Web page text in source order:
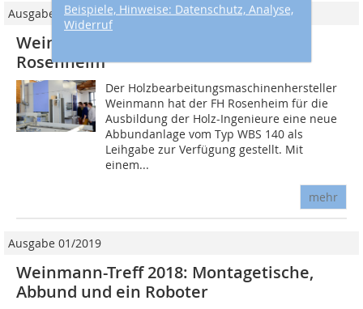
Beispiele, Hinweise: Datenschutz, Analyse,
Widerruf
Ausgabe 02/2014
Weinmann-Abbundanlage für die FH
Rosenheim
Der Holzbearbeitungsmaschinenhersteller
Weinmann hat der FH Rosenheim für die
Ausbildung der Holz-Ingenieure eine neue
Abbundanlage vom Typ WBS 140 als
Leihgabe zur Verfügung gestellt. Mit
einem...
mehr
Ausgabe 01/2019
Weinmann-Treff 2018: Montagetische,
Abbund und ein Roboter